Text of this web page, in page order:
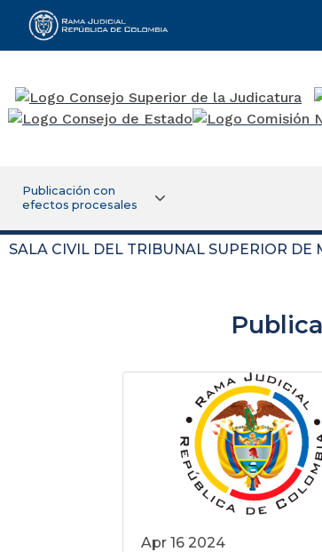
Rama Judicial
Publicación con
efectos procesales
SALA CIVIL DEL TRIBUNAL SUPERIOR DE
Apr 16 2024